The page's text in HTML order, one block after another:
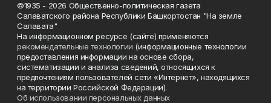
©1935 - 2026 Общественно-политическая газета
Салаватского района Республики Башкортостан "На земле
Салавата"
На информационном ресурсе (сайте) применяются
рекомендательные технологии (информационные технологии
предоставления информации на основе сбора,
систематизации и анализа сведений, относящихся к
предпочтениям пользователей сети «Интернет», находящихся
на территории Российской Федерации).
Об использовании персональных данных